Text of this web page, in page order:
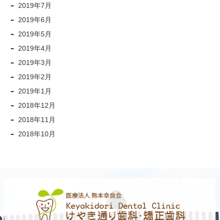
2019年7月
2019年6月
2019年5月
2019年4月
2019年3月
2019年2月
2019年1月
2018年12月
2018年11月
2018年10月